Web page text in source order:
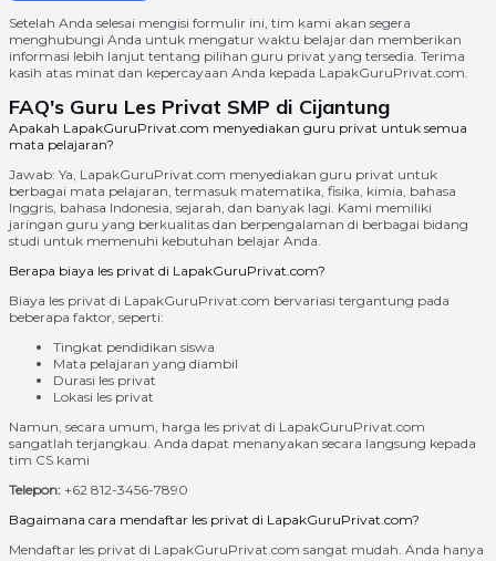
Setelah Anda selesai mengisi formulir ini, tim kami akan segera
menghubungi Anda untuk mengatur waktu belajar dan memberikan
informasi lebih lanjut tentang pilihan guru privat yang tersedia. Terima
kasih atas minat dan kepercayaan Anda kepada LapakGuruPrivat.com.
FAQ's Guru Les Privat SMP di Cijantung
Apakah LapakGuruPrivat.com menyediakan guru privat untuk semua
mata pelajaran?
Jawab: Ya, LapakGuruPrivat.com menyediakan guru privat untuk
berbagai mata pelajaran, termasuk matematika, fisika, kimia, bahasa
Inggris, bahasa Indonesia, sejarah, dan banyak lagi. Kami memiliki
jaringan guru yang berkualitas dan berpengalaman di berbagai bidang
studi untuk memenuhi kebutuhan belajar Anda.
Berapa biaya les privat di LapakGuruPrivat.com?
Biaya les privat di LapakGuruPrivat.com bervariasi tergantung pada
beberapa faktor, seperti:
Tingkat pendidikan siswa
Mata pelajaran yang diambil
Durasi les privat
Lokasi les privat
Namun, secara umum, harga les privat di LapakGuruPrivat.com
sangatlah terjangkau. Anda dapat menanyakan secara langsung kepada
tim CS kami
Telepon: +62 812-3456-7890
Bagaimana cara mendaftar les privat di LapakGuruPrivat.com?
Mendaftar les privat di LapakGuruPrivat.com sangat mudah. Anda hanya